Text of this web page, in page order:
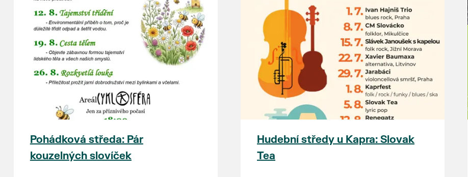
Pohádková středa: Pár
kouzelných slovíček
Hudební středy u Kapra: Slovak
Tea